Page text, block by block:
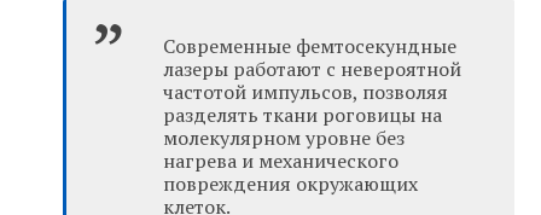
Современные фемтосекундные
лазеры работают с невероятной
частотой импульсов, позволяя
разделять ткани роговицы на
молекулярном уровне без
нагрева и механического
повреждения окружающих
клеток.